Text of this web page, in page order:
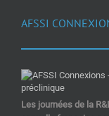
AFSSI
Les journées de la